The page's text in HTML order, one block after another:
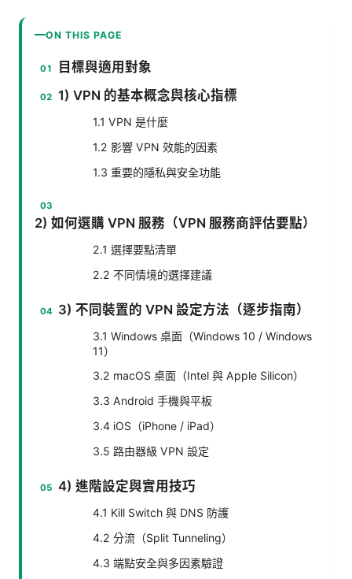
ON THIS PAGE
目標與適用對象
1) VPN 的基本概念與核心指標
1.1 VPN 是什麼
1.2 影響 VPN 效能的因素
1.3 重要的隱私與安全功能
2) 如何選購 VPN 服務（VPN 服務商評估要點）
2.1 選擇要點清單
2.2 不同情境的選擇建議
3) 不同裝置的 VPN 設定方法（逐步指南）
3.1 Windows 桌面（Windows 10 / Windows
11）
3.2 macOS 桌面（Intel 與 Apple Silicon）
3.3 Android 手機與平板
3.4 iOS（iPhone / iPad）
3.5 路由器級 VPN 設定
4) 進階設定與實用技巧
4.1 Kill Switch 與 DNS 防護
4.2 分流（Split Tunneling）
4.3 端點安全與多因素驗證